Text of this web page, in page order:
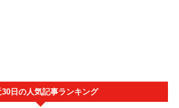
30日の人気記事ランキング